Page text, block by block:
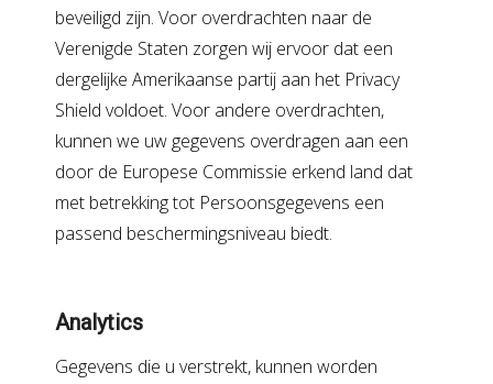
beveiligd zijn. Voor overdrachten naar de
Verenigde Staten zorgen wij ervoor dat een
dergelijke Amerikaanse partij aan het Privacy
Shield voldoet. Voor andere overdrachten,
kunnen we uw gegevens overdragen aan een
door de Europese Commissie erkend land dat
met betrekking tot Persoonsgegevens een
passend beschermingsniveau biedt.
Analytics
Gegevens die u verstrekt, kunnen worden